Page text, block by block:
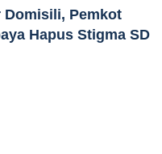
Domisili, Pemkot
Hapus Stigma SD